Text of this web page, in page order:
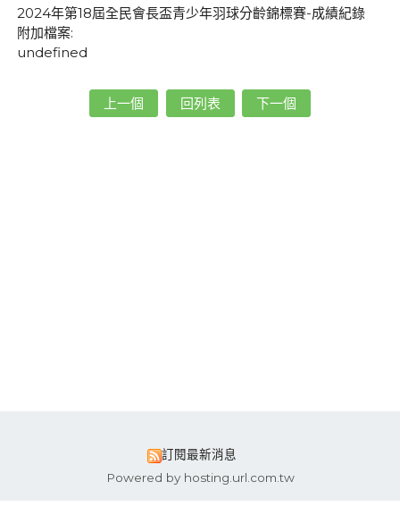
2024年第18屆全民會長盃青少年羽球分齡錦標賽-成績紀錄
附加檔案:
undefined
上一個 回列表 下一個
訂閱最新消息
Powered by hosting.url.com.tw